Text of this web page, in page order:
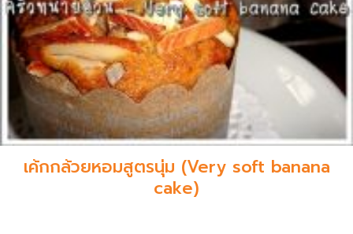
เค้กกล้วยหอมสูตรนุ่ม (Very soft banana
cake)